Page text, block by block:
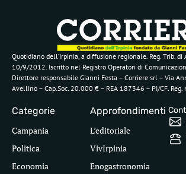
Quotidiano dell’Irpinia, a diffusione regionale. Reg. Trib.
10/9/2012. Iscritto nel Registro Operatori di
Direttore responsabile Gianni Festa – Corriere srl – Via
Avellino – Cap.Soc. 20.000 € – REA 187346 – PI/CF.
Categorie
Campania
Politica
Economia
Approfondimenti
L’editoriale
VivIrpinia
Enogastronomia